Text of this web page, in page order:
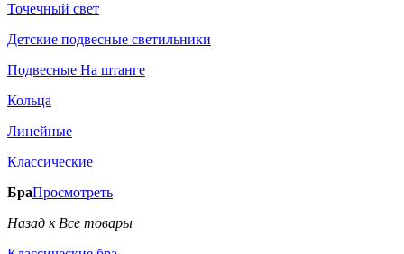
Точечный свет
Детские подвесные светильники
Подвесные На штанге
Кольца
Линейные
Классические
БраПросмотреть
Назад к Все товары